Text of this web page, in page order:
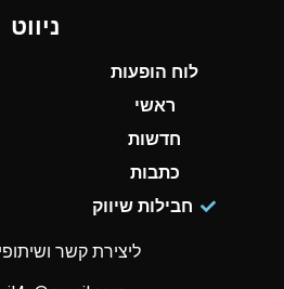
ניווט
לוח הופעות
ראשי
חדשות
כתבות
חבילות שיווק
ליצירת קשר